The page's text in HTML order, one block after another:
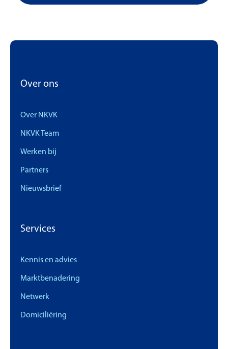
Over ons
Over NKVK
NKVK Team
Werken bij
Partners
Nieuwsbrief
Services
Kennis en advies
Marktbenadering
Netwerk
Domiciliëring